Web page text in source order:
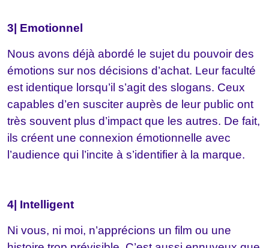
3| Emotionnel
Nous avons déjà abordé le sujet du pouvoir des
émotions sur nos décisions d’achat. Leur faculté
est identique lorsqu’il s’agit des slogans. Ceux
capables d’en susciter auprès de leur public ont
très souvent plus d’impact que les autres. De fait,
ils créent une connexion émotionnelle avec
l’audience qui l’incite à s’identifier à la marque.
4| Intelligent
Ni vous, ni moi, n’apprécions un film ou une